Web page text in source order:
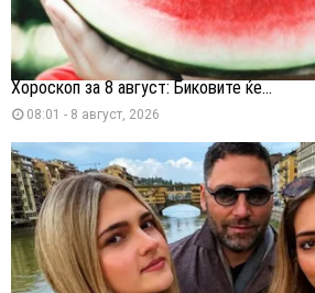
Хороскоп за 8 август: Биковите ќе...
08:01 - 8 август, 2026